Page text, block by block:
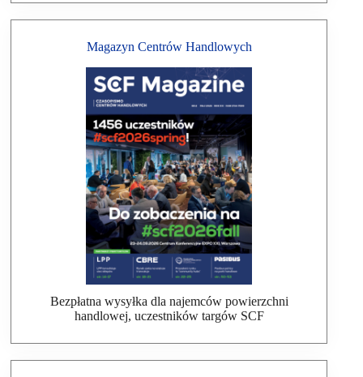
Magazyn Centrów Handlowych
Bezpłatna wysyłka dla najemców powierzchni
handlowej, uczestników targów SCF